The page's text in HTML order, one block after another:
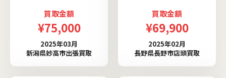
買取金額
¥75,000
2025年03月
新潟県妙高市出張買取
買取金額
¥69,900
2025年02月
長野県長野市店頭買取